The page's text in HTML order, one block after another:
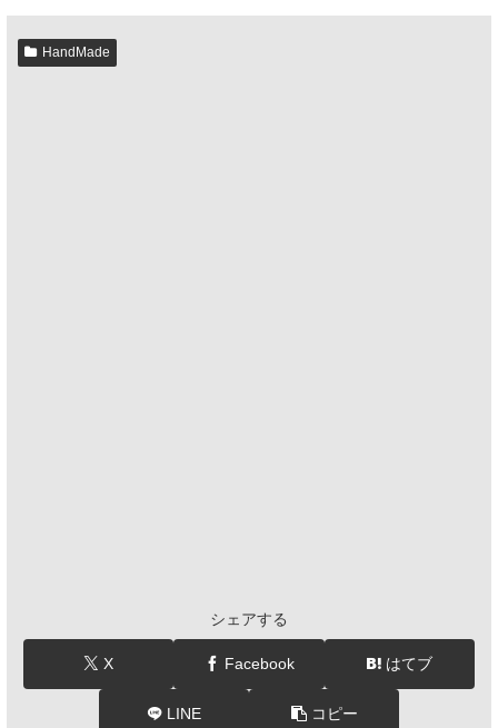
HandMade
シェアする
X Facebook はてブ
LINE コピー